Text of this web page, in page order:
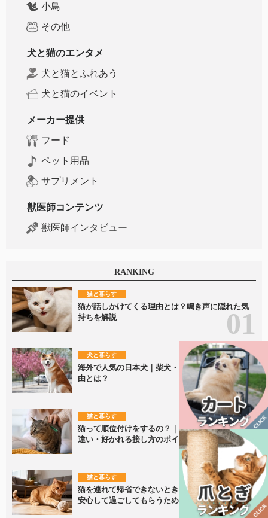
小鳥
その他
犬と猫のエンタメ
犬と猫とふれあう
犬と猫のイベント
メーカー提供
フード
ペット用品
サプリメント
獣医師コンテンツ
獣医師インタビュー
RANKING
猫と暮らす
猫が話しかけてくる理由とは？鳴き声に隠れた気
持ちを解説
犬と暮らす
海外で人気の日本犬｜柴犬・秋田犬が愛される理
由とは？
猫と暮らす
猫って順位付けをするの？｜家族内での接し方の
違い・好かれる接し方のポイントを解説！
猫と暮らす
猫を連れて帰省できないときの留守番ポイント｜
安心して過ごしてもらうための準備を解説